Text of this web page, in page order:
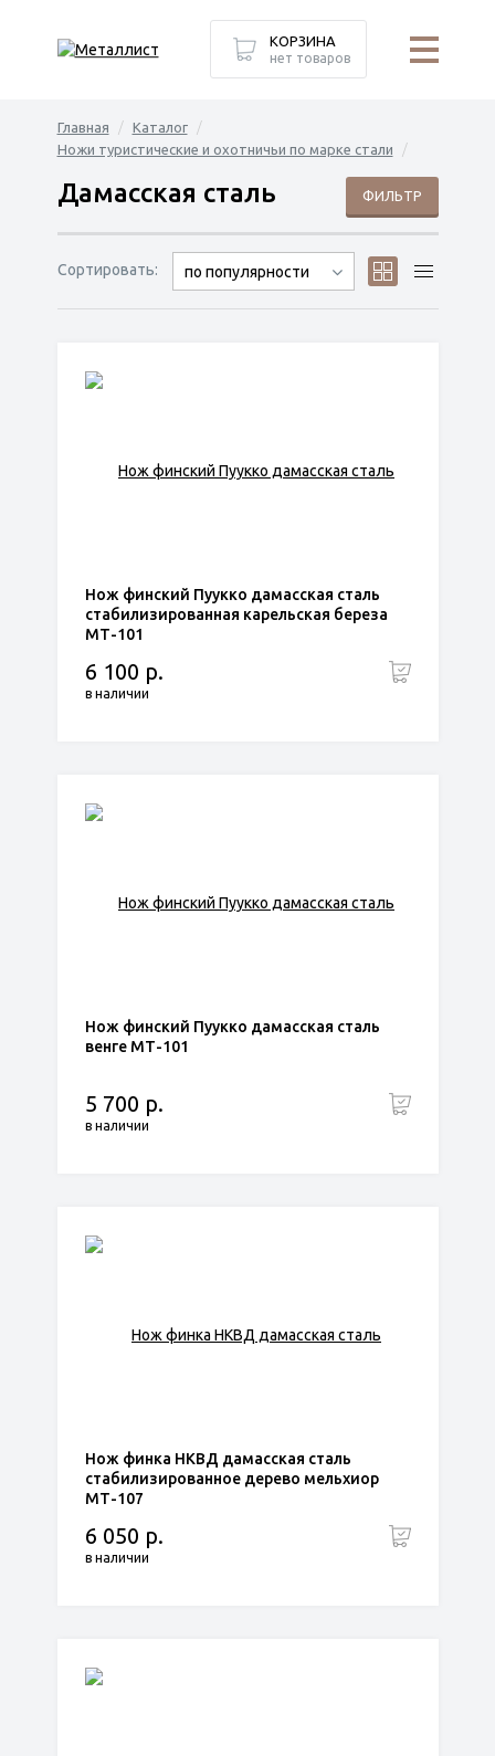
Главная
Каталог
Ножи туристические и охотничьи по марке стали
ФИЛЬТР
Дамасская сталь
Сортировать: по популярности
Нож финский Пуукко дамасская сталь
стабилизированная карельская береза
МТ-101
6 100 р.
в наличии
Нож финский Пуукко дамасская сталь
венге МТ-101
5 700 р.
в наличии
Нож финка НКВД дамасская сталь
стабилизированное дерево мельхиор
МТ-107
6 050 р.
в наличии
КОРЗИНА
нет товаров